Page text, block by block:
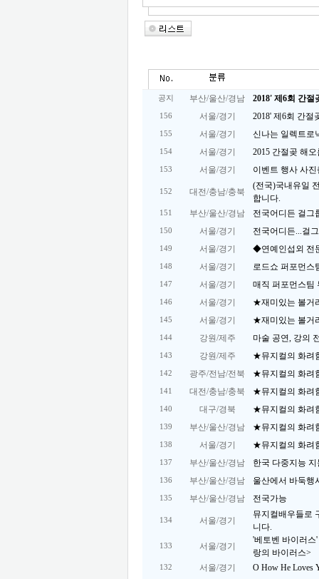
공지 부산/울산/경남 2018' 제6회 간절
156 서울/경기 2018' 제6회 간절
155 서울/경기 신나는 일렉트로
154 서울/경기 2015 간절곶 해
153 서울/경기 이벤트 행사 사
152 대전/충남/충북
(전국)국내유일
합니다.
151 부산/울산/경남 전국어디든 걸그
150 서울/경기 전국어디든...걸
149 서울/경기 ◆연예인섭외 전
148 서울/경기 로드쇼 퍼포먼스
147 서울/경기 매직 퍼포먼스팀
146 서울/경기 ★재미있는 볼거
145 서울/경기 ★재미있는 볼거
144 강원/제주 마술 공연, 강의
143 강원/제주 ★뮤지컬의 화려
142 광주/전남/전북 ★뮤지컬의 화려
141 대전/충남/충북 ★뮤지컬의 화려
140 대구/경북 ★뮤지컬의 화려
139 부산/울산/경남 ★뮤지컬의 화려
138 서울/경기 ★뮤지컬의 화려
137 부산/울산/경남 한국 다중지능
136 부산/울산/경남 울산에서 바둑행
135 부산/울산/경남 전국가능
134 서울/경기
뮤지컬배우들로
니다.
133 서울/경기
'베토벤 바이러스
랑의 바이러스>
132 서울/경기 O How He Loves